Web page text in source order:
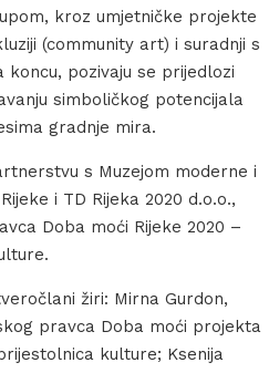
kroz umjetničke projekte
(community art) i suradnji s
koncu, pozivaju se prijedlozi
simboličkog potencijala
gradnje mira.
s Muzejom moderne i
i TD Rijeka 2020 d.o.o.,
Doba moći Rijeke 2020 –
žiri: Mirna Gurdon,
pravca Doba moći projekta
kulture; Ksenija